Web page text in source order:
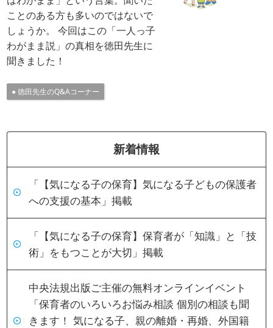
ことのある方も多いのではないで
しょうか。 今回はこの「一人っ子
わがまま説」の真相を徳田先生に
聞きました！
徳田先生のQ&Aコーナー
新着情報
「【気になる子の保育】気になる子どもの保護者
への支援の基本」掲載
「【気になる子の保育】保育者が「知識」と「技
術」をもつことが大切」掲載
中央法規出版ご主催の無料オンラインイベント
「保育者のいろいろお悩み相談 個別の相談も聞
きます！ 気になる子、親の離婚・再婚、外国籍